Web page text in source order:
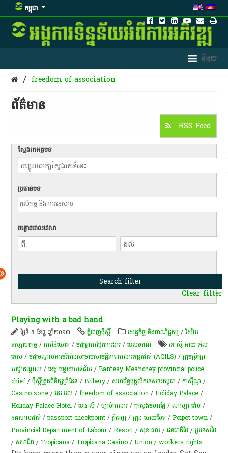
កម្ពុជា
/ freedom of association
ព័ត៌មាន​
RSS Feed
ស្វែងរកអត្ថបទ
ប្រធានបទ
ចន្លោះពេលវេលា
Clear filter
Playing with a bad hand
ថ្ងៃទី ៥ ខែធ្នូ ឆ្នាំ២០១៣ ភ្នំពេញប៉ុស្តិ៍ សេដ្ឋកិច្ច និងពាណិជ្ជកម្ម /វិស័យ
ឧស្សាហកម្ម /ការវិនិយោគ /មជ្ឈត្តការផ្នែកការងារ /ទេសចរណ៍
អេ ស៊ី អាយ អិល
អេស /មជ្ឈមណ្ឌល​អា​មេ​រិ​កាំ​ង​សម្រាប់​សាមគ្គីភាព​ការងារ​អន្តរជាតិ​ (ACILS)​ /ក្រុមប្រឹក្សា
អាជ្ញាកណ្តាល /ខេត្ត បន្ទាយមានជ័យ /Banteay Meanchey provincial police
chief /ប៉ុស្តិ៍ត្រួតពិនិត្យព្រំដែន /Bribery /សហ​ព័ន្ធ​បុគ្គលិក​ទេសចរ​កម្ពុជា​ /កាស៊ីណូ /
Casino zone /ដេវ វេល /freedom of association /Holiday Palace /
Holiday Palace Hotel /ខេង ស៊ុំ/ច្បាប់ការងារ /ក្រសួងមហាផ្ទៃ /ណាហ្គា វើល /
នគរបាលជាតិ /passport checkpoint /ភ្នំពេញ /ក្រុង ប៉ោយប៉ែត /Poipet town /
Provincial Department of Labour/Resort /សុខ ផល /ជនជាតិថៃ /ប្រទេសថៃ
/សហជីព /Tropicana /Tropicana Casino /Union /workers rights